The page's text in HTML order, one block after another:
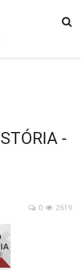
-
2619
0